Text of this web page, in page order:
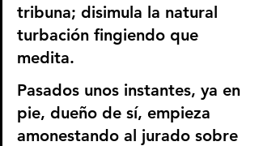
tribuna; disimula la natural
turbación fingiendo que
medita.
Pasados unos instantes, ya en
pie, dueño de sí, empieza
amonestando al jurado sobre